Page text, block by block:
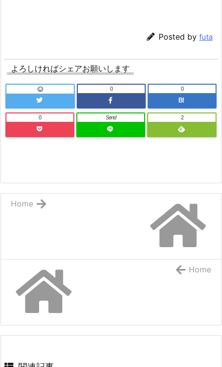
Posted by futa
よろしければシェアお願いします
0
B!
0
0 Send 2
Home
Home